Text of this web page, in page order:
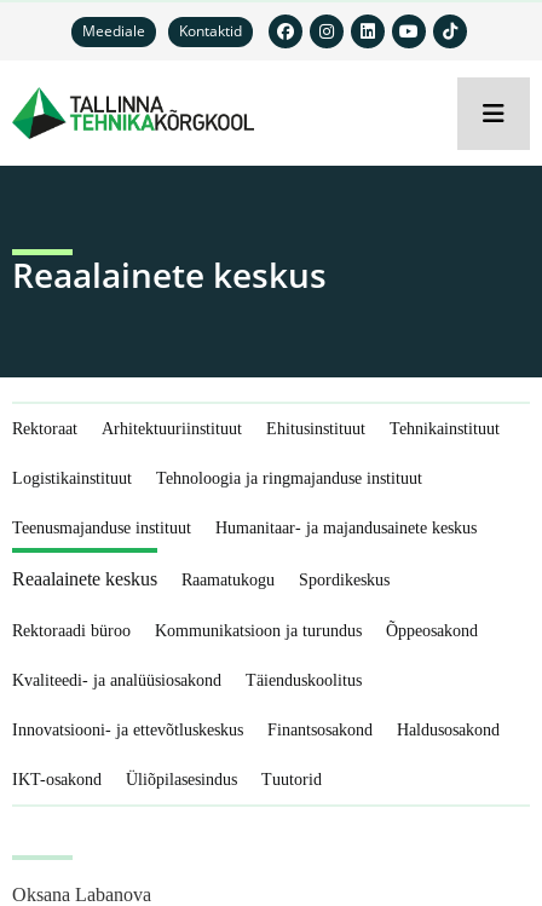
Meediale Kontaktid
Reaalainete keskus
Rektoraat Arhitektuuriinstituut Ehitusinstituut Tehnikainstituut
Logistikainstituut Tehnoloogia ja ringmajanduse instituut
Teenusmajanduse instituut Humanitaar- ja majandusainete keskus
Reaalainete keskus Raamatukogu Spordikeskus
Rektoraadi büroo Kommunikatsioon ja turundus Õppeosakond
Kvaliteedi- ja analüüsiosakond Täienduskoolitus
Innovatsiooni- ja ettevõtluskeskus Finantsosakond Haldusosakond
IKT-osakond Üliõpilasesindus Tuutorid
Oksana Labanova